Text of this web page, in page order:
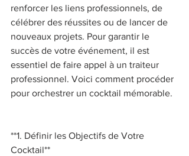
renforcer les liens professionnels, de
célébrer des réussites ou de lancer de
nouveaux projets. Pour garantir le
succès de votre événement, il est
essentiel de faire appel à un traiteur
professionnel. Voici comment procéder
pour orchestrer un cocktail mémorable.
**1. Définir les Objectifs de Votre
Cocktail**